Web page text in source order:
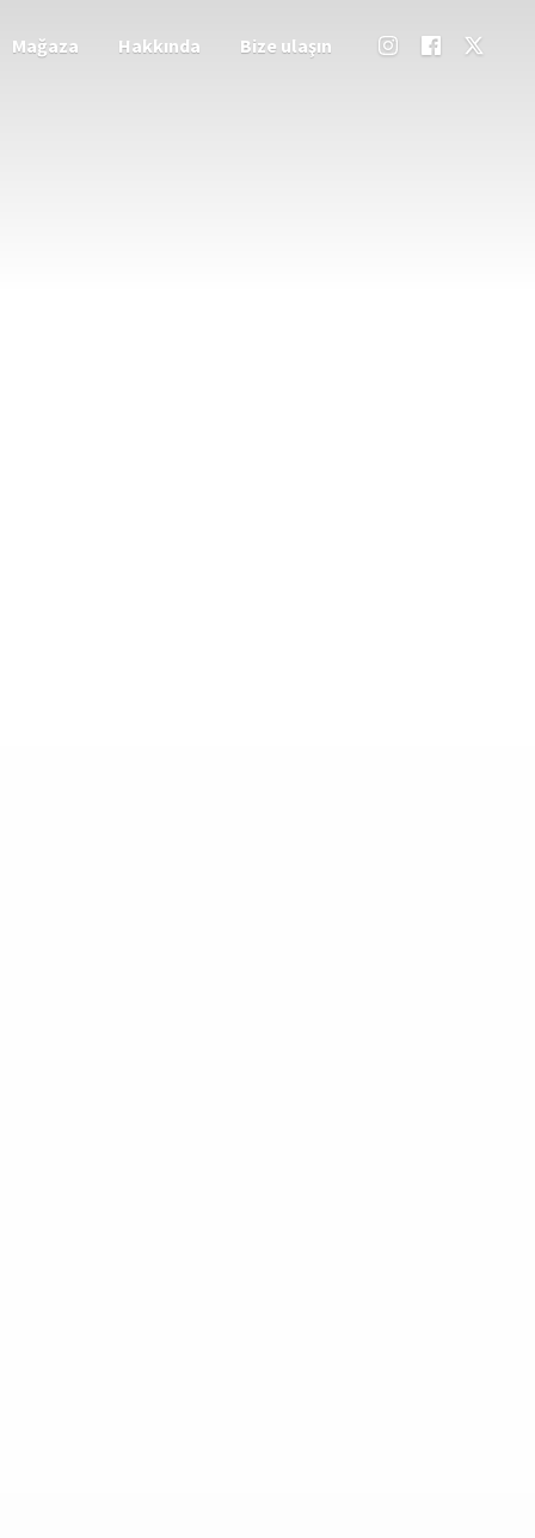
Mağaza Hakkında Bize ulaşın